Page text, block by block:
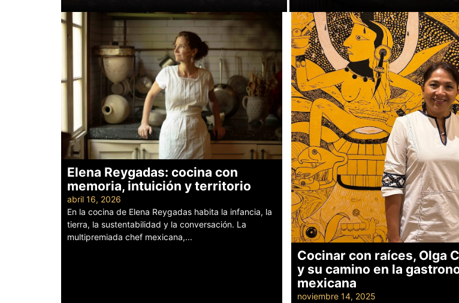
Elena Reygadas: cocina con
memoria, intuición y territorio
abril 16, 2026
En la cocina de Elena Reygadas habita la infancia, la
tierra, la sustentabilidad y la conversación. La
multipremiada chef mexicana,...
Cocinar con raíces, Olga
y su camino en la
mexicana
noviembre 14, 2025